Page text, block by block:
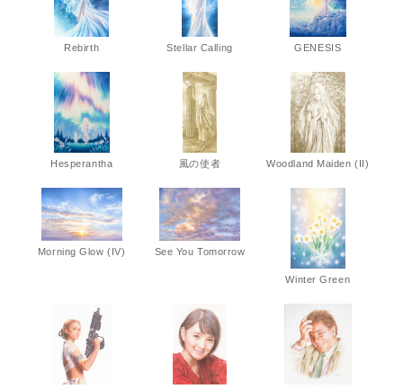
Rebirth Stellar Calling GENESIS
Hesperantha 風の使者 Woodland Maiden (II)
Morning Glow (IV) See You Tomorrow
Winter Green